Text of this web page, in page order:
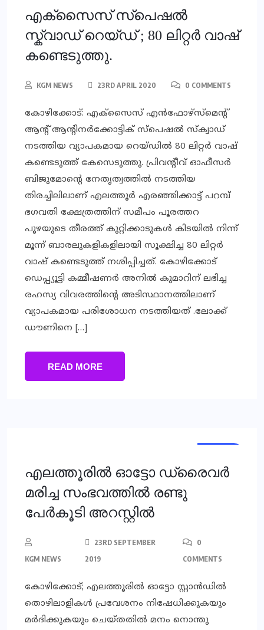
എക്സൈസ് സ്പെഷൽ
സ്ക്വാഡ് റെയ്ഡ് ; 80 ലിറ്റർ വാഷ്
കണ്ടെടുത്തു.
KGM NEWS 23RD APRIL 2020 0 COMMENTS
കോഴിക്കോട്: എക്സൈസ് എൻഫോഴ്സ്മെന്റ്
ആന്റ് ആന്റിനർക്കോട്ടിക് സ്പെഷൽ സ്ക്വാഡ്
നടത്തിയ വ്യാപകമായ റെയ്ഡിൽ 80 ലിറ്റർ വാഷ്
കണ്ടെടുത്ത് കേസെടുത്തു. പ്രിവന്റീവ് ഓഫീസർ
ബിജുമോന്റെ നേതൃത്വത്തിൽ നടത്തിയ
തിരച്ചിലിലാണ് എലത്തൂർ എരഞ്ഞിക്കാട്ട് പറമ്പ്
ഭഗവതി ക്ഷേത്രത്തിന് സമീപം പൂരത്തറ
പൂഴയുടെ തീരത്ത് കുറ്റിക്കാടുകൾ കിടയിൽ നിന്ന്
മൂന്ന് ബാരലുകളികളിലായി സൂക്ഷിച്ച 80 ലിറ്റർ
വാഷ് കണ്ടെടുത്ത് നശിപ്പിച്ചത്. കോഴിക്കോട്
ഡെപ്പ്യൂട്ടി കമ്മീഷണർ അനിൽ കുമാറിന് ലഭിച്ച
രഹസ്യ വിവരത്തിന്റെ അടിസ്ഥാനത്തിലാണ്
വ്യാപകമായ പരിശോധന നടത്തിയത് .ലോക്ക്
ഡൗണിനെ […]
READ MORE
എലത്തൂരില്‍ ഓട്ടോ ഡ്രൈവര്‍
മരിച്ച സംഭവത്തില്‍ രണ്ടു
പേര്‍കൂടി അറസ്റ്റില്‍
KGM NEWS
23RD SEPTEMBER
2019
0
COMMENTS
കോഴിക്കോട്; എലത്തൂരില്‍ ഓട്ടോ സ്റ്റാന്‍ഡില്‍
തൊഴിലാളികള്‍ പ്രവേശനം നിഷേധിക്കുകയും
മര്‍ദിക്കുകയും ചെയ്തതില്‍ മനം നൊന്തു